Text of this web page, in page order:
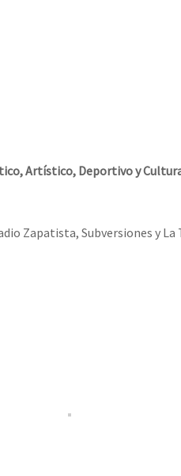
Galindo y el alto a la guerra
Artístico, Deportivo y
Zapatista, Subversiones y La